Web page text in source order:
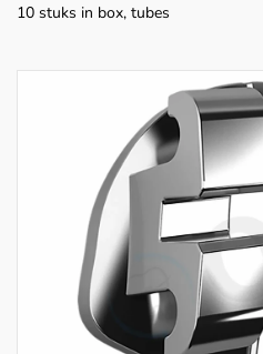
10 stuks in box, tubes